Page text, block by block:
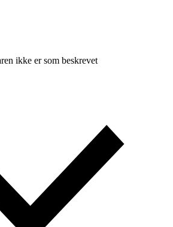
ikke er som beskrevet